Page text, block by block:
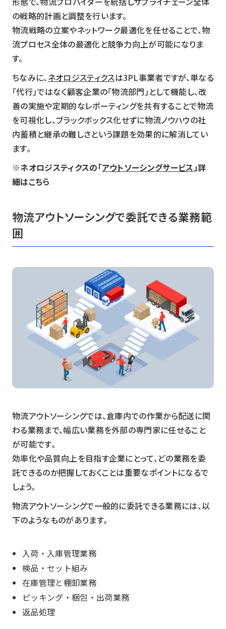
の戦略的計画と調整を行います。
物流戦略の立案やネットワーク最適化を任せることで、物
流プロセス全体の最適化と競争力向上が可能になりま
す。
ちなみに、 ネオロジスティクスは3PL事業者ですが、単なる
「代行」ではなく顧客企業の「物流部門」として機能し、改
善の実施や定期的なレポーティングを共有することで物流
を可視化し、ブラックボックス化せずに物流ノウハウの社
内蓄積と継承の難しさという課題を効果的に解消してい
ます。
※ネオロジスティクスの「アウトソーシングサービス 」詳
細はこちら
物流アウトソーシングで委託できる業務範
囲
物流アウトソーシングでは、倉庫内での作業から配送に関
わる業務まで、幅広い業務を外部の専門家に任せること
が可能です。
効率化や品質向上を目指す企業にとって、どの業務を委
託できるのか把握しておくことは重要なポイントになるで
しょう。
物流アウトソーシングで一般的に委託できる業務には、以
下のようなものがあります。
入荷・入庫管理業務
検品・セット組み
在庫管理と棚卸業務
ピッキング・梱包・出荷業務
返品処理